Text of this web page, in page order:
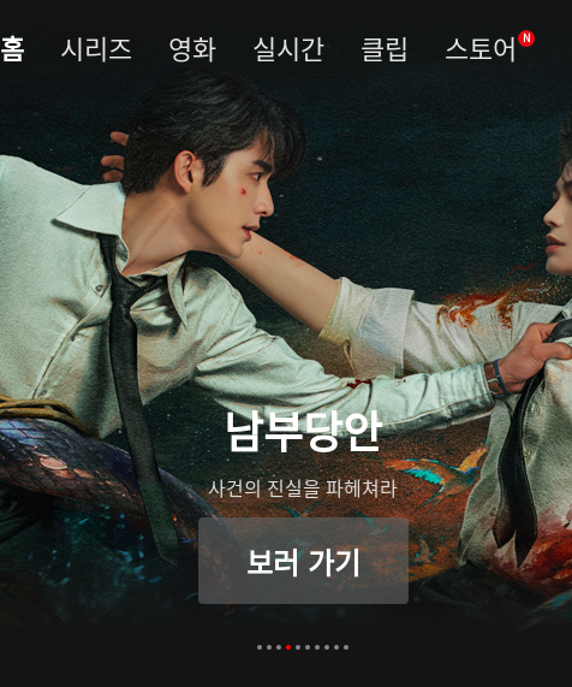
홈 시리즈 영화 실시간 클립 스토어 N
남부당안
사건의 진실을 파헤쳐라
보러 가기